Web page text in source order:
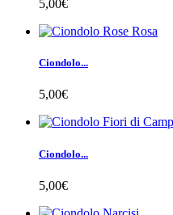
5,00€
Ciondolo...
5,00€
Ciondolo...
5,00€